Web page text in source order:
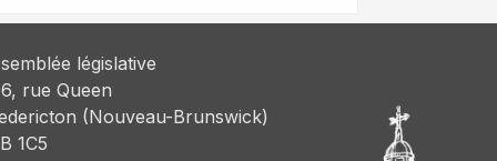
législative
rue Queen
(Nouveau-Brunswick)
1C5